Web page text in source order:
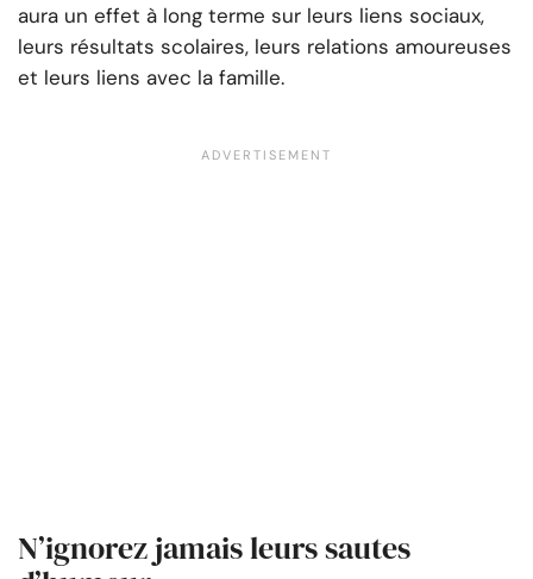
aura un effet à long terme sur leurs liens sociaux,
leurs résultats scolaires, leurs relations amoureuses
et leurs liens avec la famille.
N’ignorez jamais leurs sautes